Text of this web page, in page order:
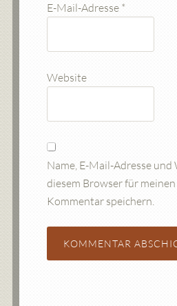
E-Mail-Adresse *
Website
Name, E-Mail-Adresse und
diesem Browser für
Kommentar speichern.